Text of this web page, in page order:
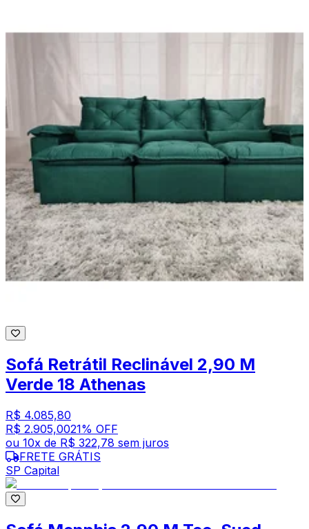
Sofá Retrátil Reclinável 2,90 M
Verde 18 Athenas
R$ 4.085,80
R$ 2.905,0021% OFF
ou 10x de R$ 322,78 sem juros
FRETE GRÁTIS
SP Capital